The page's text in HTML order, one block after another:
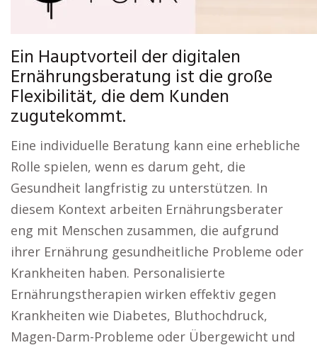
Ein Hauptvorteil der digitalen
Ernährungsberatung ist die große
Flexibilität, die dem Kunden
zugutekommt.
Eine individuelle Beratung kann eine erhebliche
Rolle spielen, wenn es darum geht, die
Gesundheit langfristig zu unterstützen. In
diesem Kontext arbeiten Ernährungsberater
eng mit Menschen zusammen, die aufgrund
ihrer Ernährung gesundheitliche Probleme oder
Krankheiten haben. Personalisierte
Ernährungstherapien wirken effektiv gegen
Krankheiten wie Diabetes, Bluthochdruck,
Magen-Darm-Probleme oder Übergewicht und